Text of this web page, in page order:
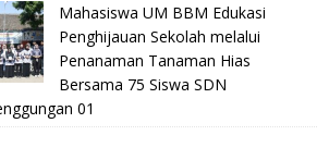
Mahasiswa UM BBM Edukasi
Penghijauan Sekolah melalui
Penanaman Tanaman Hias
Bersama 75 Siswa SDN
01